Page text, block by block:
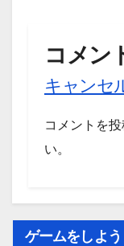
コメン
キャンセ
コメントを
い。
ゲームをしよう